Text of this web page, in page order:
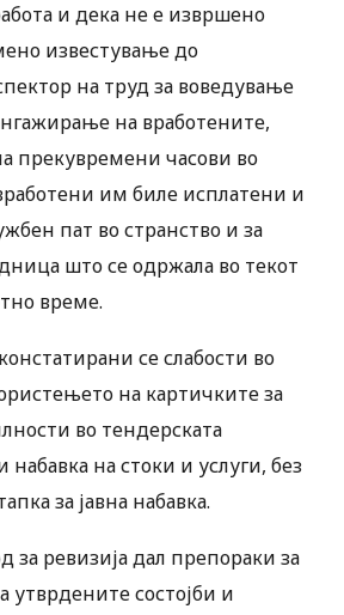
и дека не е извршено
известување до
на труд за воведување
на вработените,
прекувремени часови во
им биле исплатени и
пат во странство и за
што се одржала во текот
време.
се слабости во
на картичките за
во тендерската
на стоки и услуги, без
за јавна набавка.
за ревизија дал препораки за
состојби и